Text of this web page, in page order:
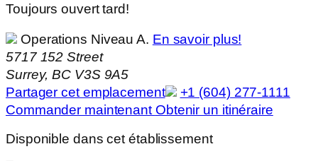
Toujours ouvert tard!
Operations Niveau A. En savoir plus!
5717 152 Street
Surrey, BC V3S 9A5
Partager cet emplacement
+1 (604) 277-1111
Commander maintenant Obtenir un itinéraire
Disponible dans cet établissement